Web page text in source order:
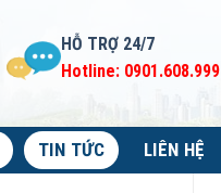
HỖ TRỢ 24/7
Hotline: 0901.608.999
TIN TỨC LIÊN HỆ